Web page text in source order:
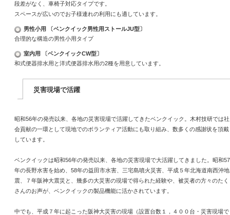
段差がなく、車椅子対応タイプです。
スペースが広いのでお子様連れの利用にも適しています。
男性小用 〔ベンクイック男性用ストールJU型〕
合理的な構造の男性小用タイプ
室内用 〔ベンクイックCW型〕
和式便器排水用と洋式便器排水用の2種を用意しています。
災害現場で活躍
昭和56年の発売以来、各地の災害現場で活躍してきたベンクイック。木村技研では社
会貢献の一環として現地でのボランティア活動にも取り組み、数多くの感謝状を頂戴
しています。
ベンクイックは昭和56年の発売以来、各地の災害現場で大活躍してきました。昭和57
年の長野水害を始め、58年の益田市水害、三宅島噴火災害、平成５年北海道南西沖地
震、７年阪神大震災と、幾多の大災害の現場で得られた経験や、被災者の方々のたく
さんのお声が、ベンクイックの製品機能に活かされています。
中でも、平成７年に起こった阪神大災害の現場（設置台数１，４００台・災害現場で